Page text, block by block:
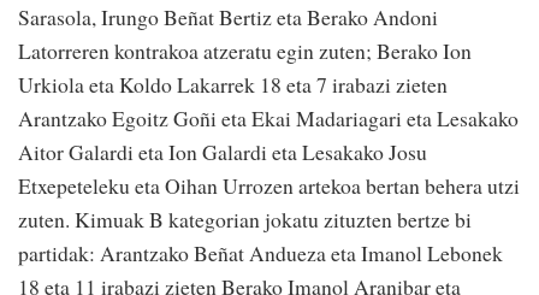
Sarasola, Irungo Beñat Bertiz eta Berako Andoni
Latorreren kontrakoa atzeratu egin zuten; Berako Ion
Urkiola eta Koldo Lakarrek 18 eta 7 irabazi zieten
Arantzako Egoitz Goñi eta Ekai Madariagari eta Lesakako
Aitor Galardi eta Ion Galardi eta Lesakako Josu
Etxepeteleku eta Oihan Urrozen artekoa bertan behera utzi
zuten. Kimuak B kategorian jokatu zituzten bertze bi
partidak: Arantzako Beñat Andueza eta Imanol Lebonek
18 eta 11 irabazi zieten Berako Imanol Aranibar eta